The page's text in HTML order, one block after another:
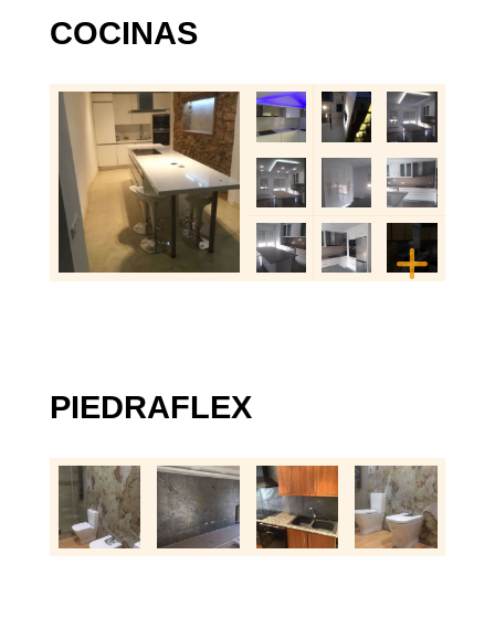
COCINAS
PIEDRAFLEX